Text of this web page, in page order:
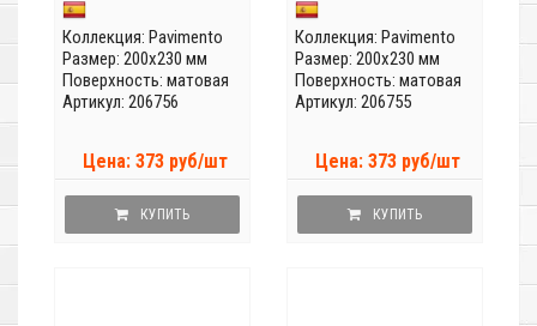
Коллекция: Pavimento
Размер: 200x230 мм
Поверхность: матовая
Артикул: 206756
Цена: 373 руб/шт
КУПИТЬ
Коллекция: Pavimento
Размер: 200x230 мм
Поверхность: матовая
Артикул: 206755
Цена: 373 руб/шт
КУПИТЬ